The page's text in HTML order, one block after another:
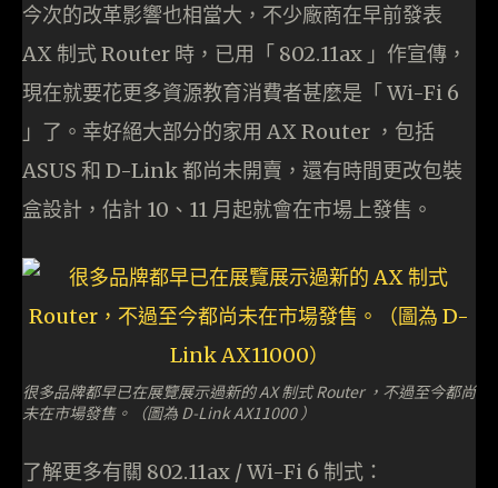
今次的改革影響也相當大，不少廠商在早前發表
AX 制式 Router 時，已用「 802.11ax 」作宣傳，
現在就要花更多資源教育消費者甚麼是「 Wi-Fi 6
」了。幸好絕大部分的家用 AX Router ，包括
ASUS 和 D-Link 都尚未開賣，還有時間更改包裝
盒設計，估計 10、11 月起就會在市場上發售。
很多品牌都早已在展覽展示過新的 AX 制式 Router ，不過至今都尚
未在市場發售。（圖為 D-Link AX11000 ）
了解更多有關 802.11ax / Wi-Fi 6 制式：